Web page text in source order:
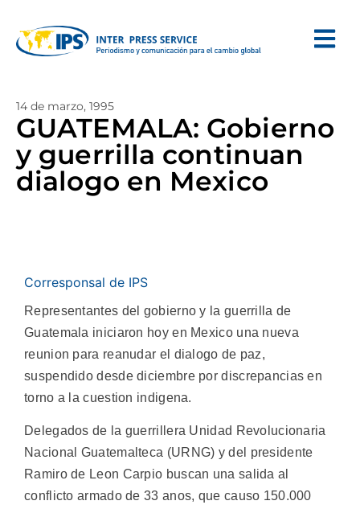
14 de marzo, 1995
GUATEMALA: Gobierno
y guerrilla continuan
dialogo en Mexico
Corresponsal de IPS
Representantes del gobierno y la guerrilla de
Guatemala iniciaron hoy en Mexico una nueva
reunion para reanudar el dialogo de paz,
suspendido desde diciembre por discrepancias en
torno a la cuestion indigena.
Delegados de la guerrillera Unidad Revolucionaria
Nacional Guatemalteca (URNG) y del presidente
Ramiro de Leon Carpio buscan una salida al
conflicto armado de 33 anos, que causo 150.000